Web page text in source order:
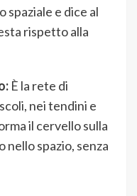
spaziale e dice al
rispetto alla
È la rete di
nei tendini e
il cervello sulla
nello spazio, senza